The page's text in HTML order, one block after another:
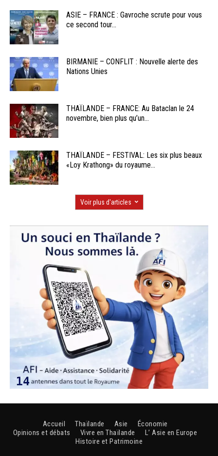
ASIE – FRANCE : Gavroche scrute pour vous
ce second tour...
BIRMANIE – CONFLIT : Nouvelle alerte des
Nations Unies
THAÏLANDE – FRANCE: Au Bataclan le 24
novembre, bien plus qu’un...
THAÏLANDE – FESTIVAL: Les six plus beaux
«Loy Krathong» du royaume...
Voir plus d'articles
Accueil Thaïlande Asie
Économie
Opinions et débats
Vivre en Thaïlande
L’ Asie en Europe
Histoire et Patrimoine